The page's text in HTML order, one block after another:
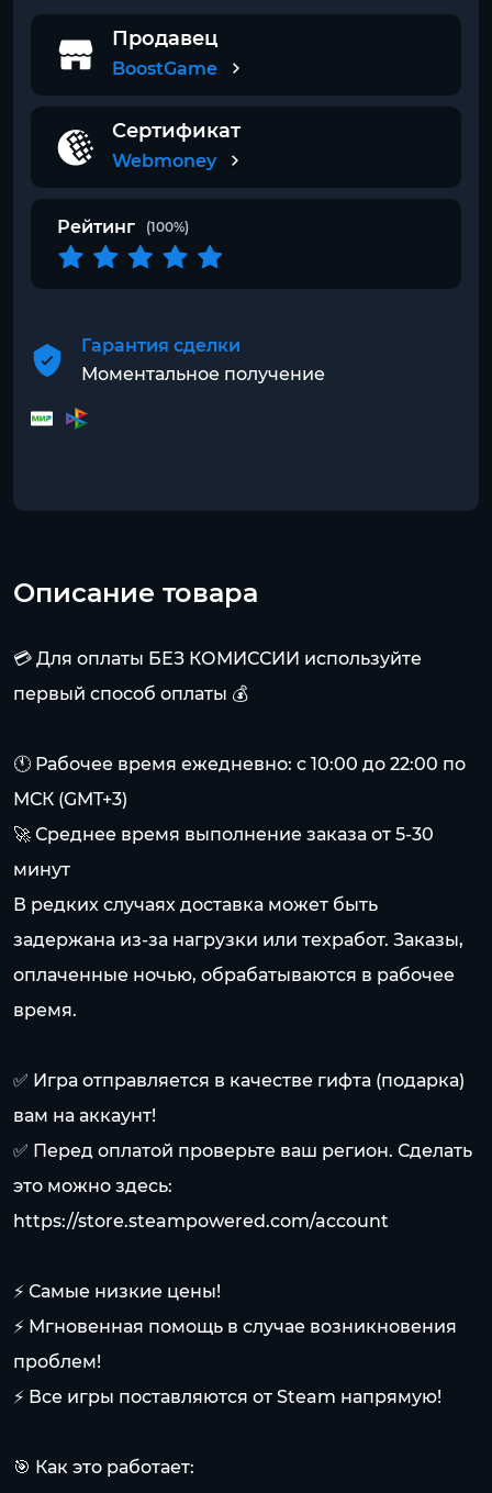
Продавец
BoostGame
Сертификат
Webmoney
Рейтинг (100%)
Гарантия сделки
Моментальное получение
Описание товара
💳 Для оплаты БЕЗ КОМИССИИ используйте
первый способ оплаты 💰
🕚 Рабочее время ежедневно: с 10:00 до 22:00 по
МСК (GMT+3)
🚀 Среднее время выполнение заказа от 5-30
минут
В редких случаях доставка может быть
задержана из-за нагрузки или техработ. Заказы,
оплаченные ночью, обрабатываются в рабочее
время.
✅ Игра отправляется в качестве гифта (подарка)
вам на аккаунт!
✅ Перед оплатой проверьте ваш регион. Сделать
это можно здесь:
https://store.steampowered.com/account
⚡ Самые низкие цены!
⚡ Мгновенная помощь в случае возникновения
проблем!
⚡ Все игры поставляются от Steam напрямую!
🎯 Как это работает: